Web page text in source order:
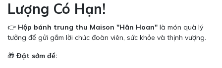
Lượng Có Hạn!
👉 Hộp bánh trung thu Maison "Hân Hoan" là món quà lý
tưởng để gửi gắm lời chúc đoàn viên, sức khỏe và thịnh vượng.
🎁 Đặt sớm để: